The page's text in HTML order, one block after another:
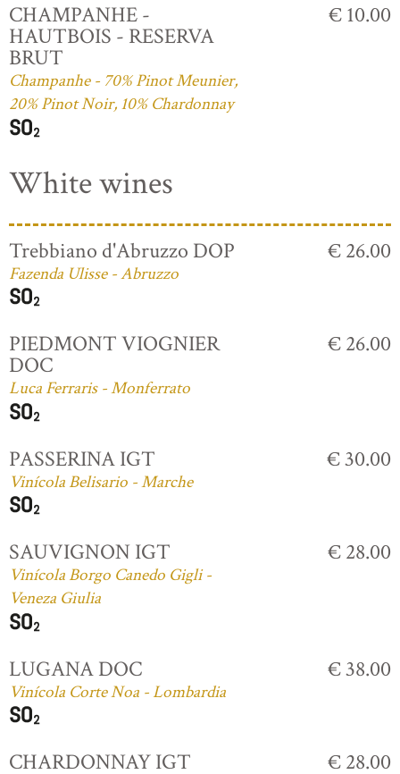
CHAMPANHE -
HAUTBOIS - RESERVA
BRUT
Champanhe - 70% Pinot Meunier,
20% Pinot Noir, 10% Chardonnay
€ 10.00
White wines
Trebbiano d'Abruzzo DOP
Fazenda Ulisse - Abruzzo
€ 26.00
PIEDMONT VIOGNIER
DOC
Luca Ferraris - Monferrato
€ 26.00
PASSERINA IGT
Vinícola Belisario - Marche
€ 30.00
SAUVIGNON IGT
Vinícola Borgo Canedo Gigli -
Veneza Giulia
€ 28.00
LUGANA DOC
Vinícola Corte Noa - Lombardia
€ 38.00
CHARDONNAY IGT € 28.00